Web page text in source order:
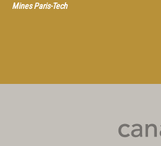
Mines Paris-Tech